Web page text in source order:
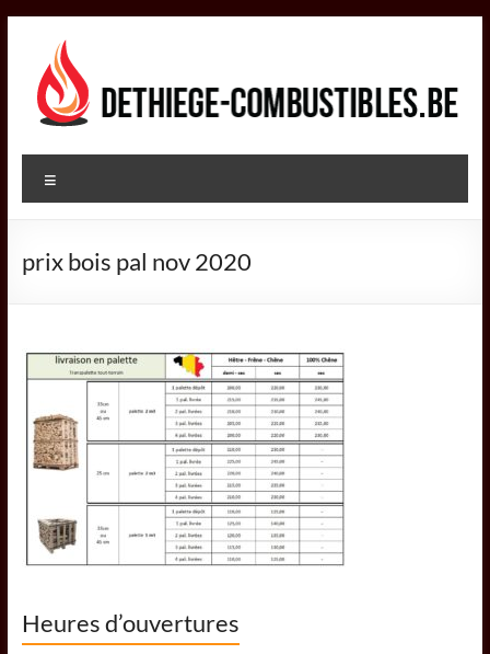
contenu
DETHIEGE
COMBUSTIBLES
dans
des
combustibles
prix bois pal nov 2020
Heures d’ouvertures